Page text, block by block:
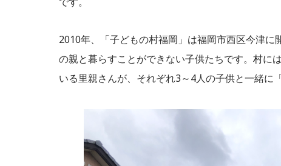
2010年、「子どもの村福岡」は福岡市西区今津
の親と暮らすことができない子供たちです。村に
いる里親さんが、それぞれ3～4人の子供と一緒に